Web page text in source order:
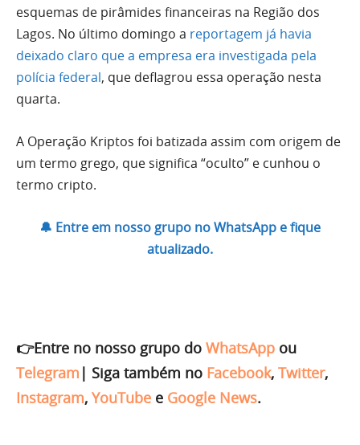
esquemas de pirâmides financeiras na Região dos
Lagos. No último domingo a reportagem já havia
deixado claro que a empresa era investigada pela
polícia federal, que deflagrou essa operação nesta
quarta.
A Operação Kriptos foi batizada assim com origem de
um termo grego, que significa “oculto” e cunhou o
termo cripto.
🔔 Entre em nosso grupo no WhatsApp e fique
atualizado.
👉Entre no nosso grupo do WhatsApp ou
Telegram | Siga também no Facebook, Twitter,
Instagram, YouTube e Google News.